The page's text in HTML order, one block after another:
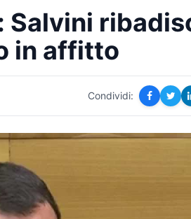
Salvini
in affitto
Condividi: